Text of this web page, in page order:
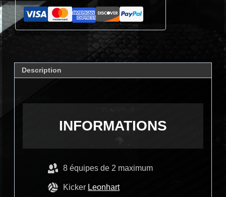
Description
INFORMATIONS
8 équipes de 2 maximum
Kicker Leonhart